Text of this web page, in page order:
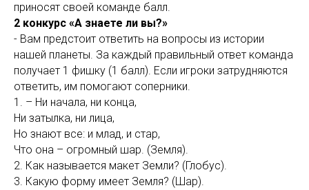
приносят своей команде балл.
2 конкурс «А знаете ли вы?»
- Вам предстоит ответить на вопросы из истории
нашей планеты. За каждый правильный ответ команда
получает 1 фишку (1 балл). Если игроки затрудняются
ответить, им помогают соперники.
1. – Ни начала, ни конца,
Ни затылка, ни лица,
Но знают все: и млад, и стар,
Что она – огромный шар. (Земля).
2. Как называется макет Земли? (Глобус).
3. Какую форму имеет Земля? (Шар).